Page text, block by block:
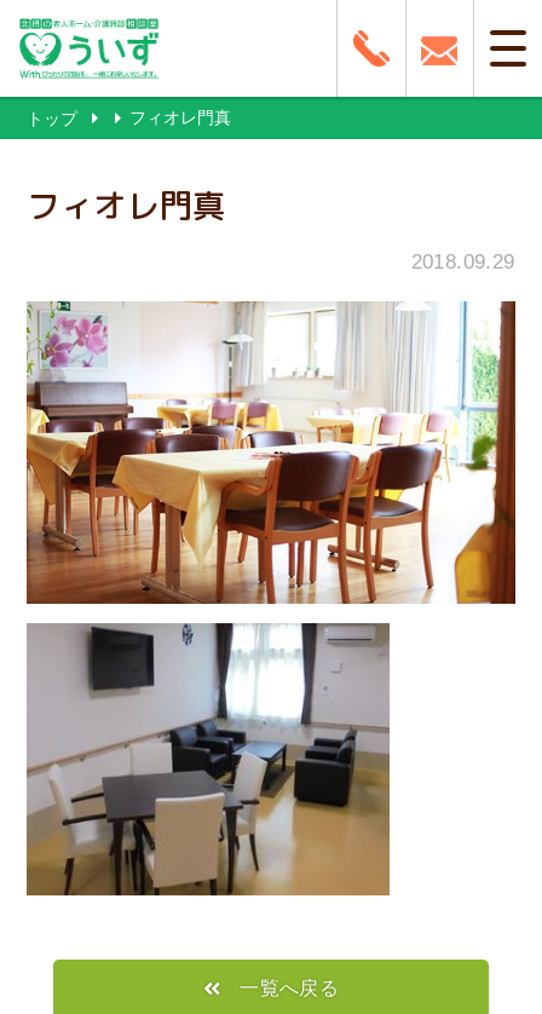
トップ フィオレ門真
フィオレ門真
2018.09.29
一覧へ戻る